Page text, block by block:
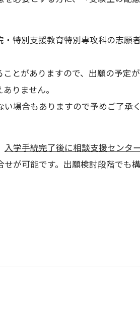
特別支援教育特別専攻科の志願者
とがありますので、出願の予定
りません。
場合もありますので予めご了承
入学手続完了後に相談支援センタ
が可能です。出願検討段階でも